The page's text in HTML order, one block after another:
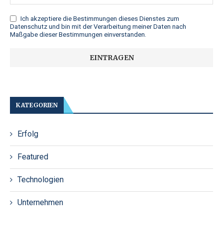
Ich akzeptiere die Bestimmungen dieses Dienstes zum
Datenschutz und bin mit der Verarbeitung meiner Daten nach
Maßgabe dieser Bestimmungen einverstanden.
KATEGORIEN
Erfolg
Featured
Technologien
Unternehmen